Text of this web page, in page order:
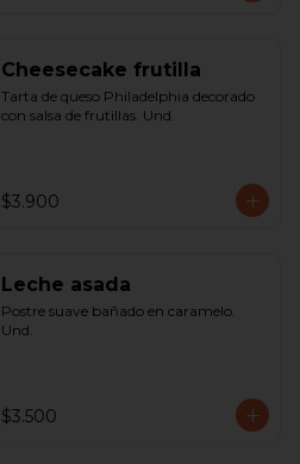
Cheesecake frutilla
Tarta de queso Philadelphia decorado
con salsa de frutillas. Und.
$3.900
Leche asada
Postre suave bañado en caramelo.
Und.
$3.500